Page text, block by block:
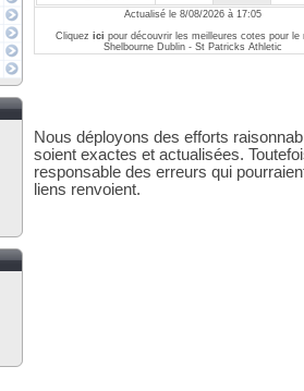
Actualisé le 8/08/2026 à 17:05
Cliquez ici pour découvrir les meilleures cotes pour le
Shelbourne Dublin - St Patricks Athletic
Nous déployons des efforts
soient exactes et actualisées.
responsable des erreurs qui
liens renvoient.